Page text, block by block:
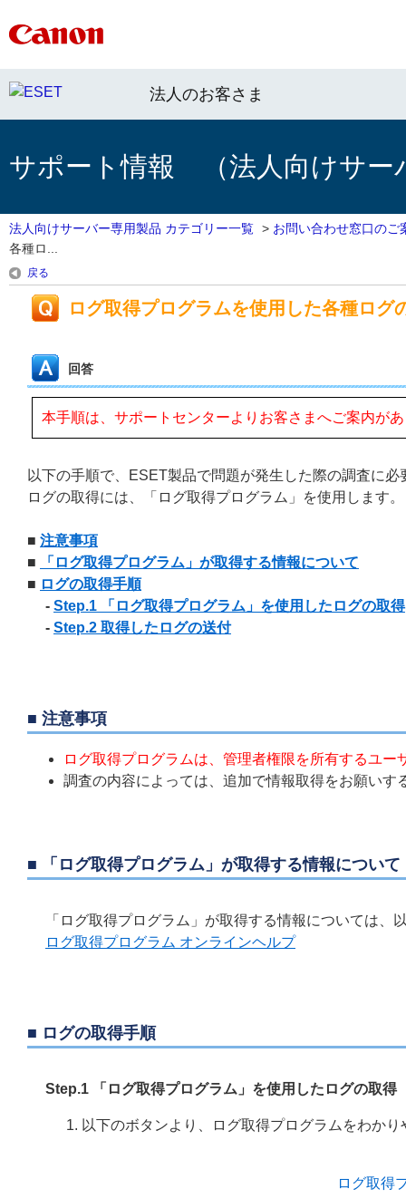
法人のお客さま
サポート情報 （法人向けサー
法人向けサーバー専用製品 カテゴリー一覧 > お問い合わせ窓口のご
各種ロ...
戻る
ログ取得プログラムを使用した各種ログ
回答
本手順は、サポートセンターよりお客さまへご案内が
以下の手順で、ESET製品で問題が発生した際の調査に
ログの取得には、「ログ取得プログラム」を使用します。
■ 注意事項
■
「ログ取得プログラム」が取得する情報について
■ ログの取得手順
- Step.1 「ログ取得プログラム」を使用したログの取得
- Step.2 取得したログの送付
■ 注意事項
ログ取得プログラムは、管理者権限を所有するユー
調査の内容によっては、追加で情報取得をお願い
■ 「ログ取得プログラム」が取得する情報について
「ログ取得プログラム」が取得する情報については、
ログ取得プログラム オンラインヘルプ
■ ログの取得手順
Step.1 「ログ取得プログラム」を使用したログの取得
以下のボタンより、ログ取得プログラムをわか
ログ取得